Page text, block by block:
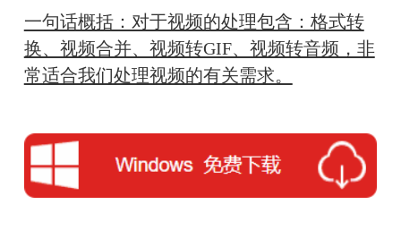
一句话概括：对于视频的处理包含：格式转
换、视频合并、视频转GIF、视频转音频，非
常适合我们处理视频的有关需求。